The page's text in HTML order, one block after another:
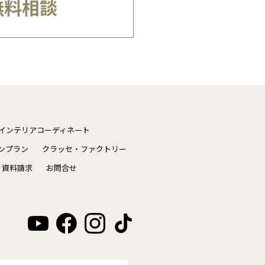
相談
ンテリアコーディネート
プラン
クラッセ・ファクトリー
資料請求 お問合せ